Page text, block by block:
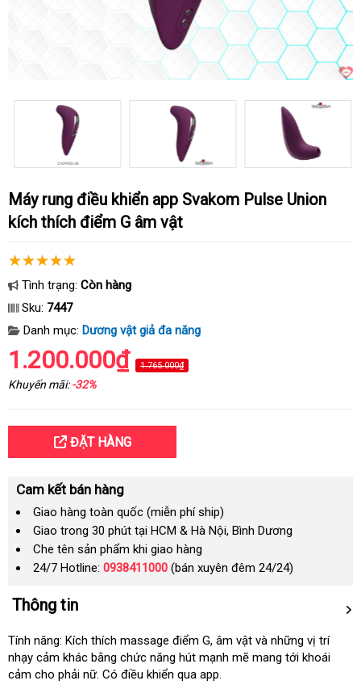
Máy rung điều khiển app Svakom Pulse Union
kích thích điểm G âm vật
Tình trạng: Còn hàng
Sku: 7447
Danh mục: Dương vật giả đa năng
1.200.000₫ 1.765.000₫
Khuyến mãi:-32%
ĐẶT HÀNG
Cam kết bán hàng
Giao hàng toàn quốc (miễn phí ship)
Giao trong 30 phút tại HCM & Hà Nội, Bình Dương
Che tên sản phẩm khi giao hàng
24/7 Hotline: 0938411000 (bán xuyên đêm 24/24)
Thông tin
Tính năng: Kích thích massage điểm GThái
Lan
, âm vật phân
phối
và Lazada
những vị trí
nhạy cảm khác bằng chức năng hút mạnh mẽ mang tới khoái
cảm cho phải nữshop
. Có điều khiển qua app.